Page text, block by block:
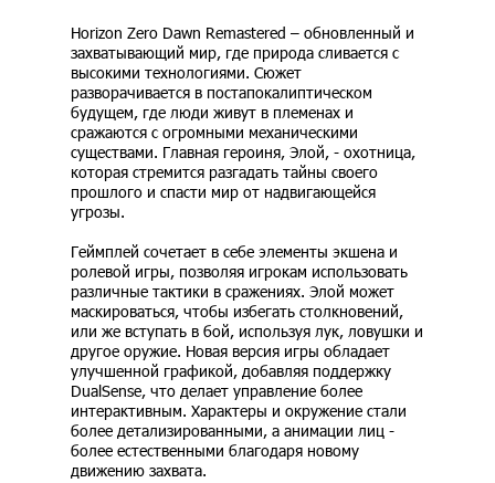
Horizon Zero Dawn Remastered – обновленный и
захватывающий мир, где природа сливается с
высокими технологиями. Сюжет
разворачивается в постапокалиптическом
будущем, где люди живут в племенах и
сражаются с огромными механическими
существами. Главная героиня, Элой, - охотница,
которая стремится разгадать тайны своего
прошлого и спасти мир от надвигающейся
угрозы.
Геймплей сочетает в себе элементы экшена и
ролевой игры, позволяя игрокам использовать
различные тактики в сражениях. Элой может
маскироваться, чтобы избегать столкновений,
или же вступать в бой, используя лук, ловушки и
другое оружие. Новая версия игры обладает
улучшенной графикой, добавляя поддержку
DualSense, что делает управление более
интерактивным. Характеры и окружение стали
более детализированными, а анимации лиц -
более естественными благодаря новому
движению захвата.